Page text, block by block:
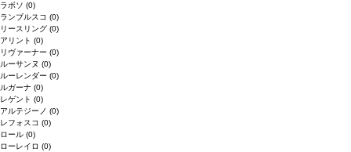
ラボソ (0)
ランブルスコ (0)
リースリング (0)
アリント (0)
リヴァーナー (0)
ルーサンヌ (0)
ルーレンダー (0)
ルガーナ (0)
レゲント (0)
アルテジーノ (0)
レフォスコ (0)
ロール (0)
ローレイロ (0)